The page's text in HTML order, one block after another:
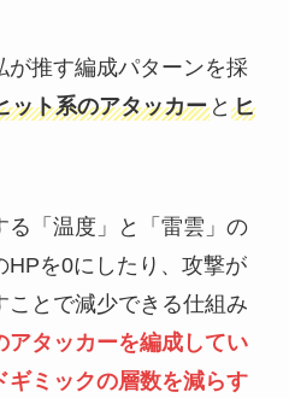
が推す編成パターンを採
ット系のアタッカーと ヒ
る「温度」と「雷雲」の
HPを0にしたり、攻撃が
とで減少できる仕組み
アタッカーを編成してい
ギミックの層数を減らす